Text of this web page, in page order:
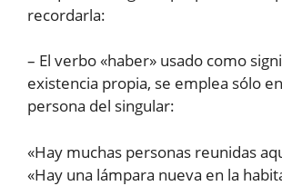
recordarla:
– El verbo «haber» usado como
existencia propia, se emplea sólo
persona del singular:
«Hay muchas personas reunidas
«Hay una lámpara nueva en la